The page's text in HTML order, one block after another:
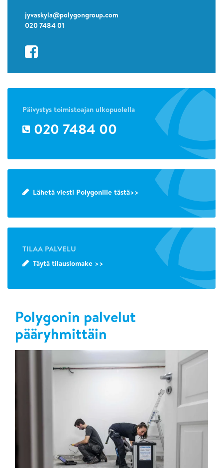
jyvaskyla@polygongroup.com
020 7484 01
Päivystys toimistoajan ulkopuolella
020 7484 00
Lähetä viesti Polygonille tästä>>
TILAA PALVELU
Täytä tilauslomake >>
Polygonin palvelut
pääryhmittäin